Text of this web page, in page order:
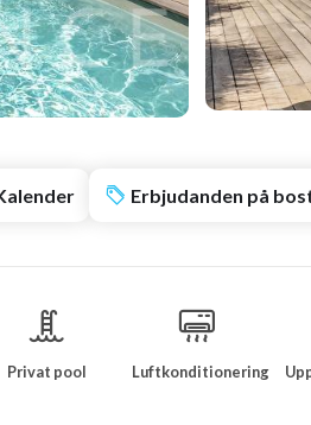
Erbjudanden på
Privat pool Luftkonditionering